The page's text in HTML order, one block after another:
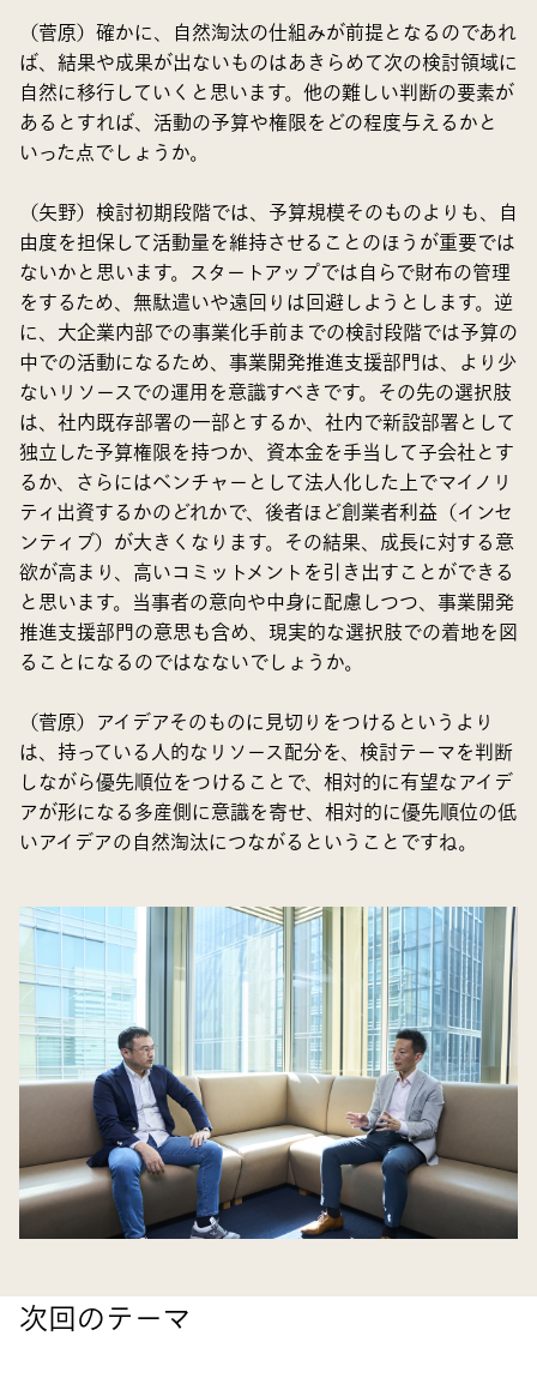
（菅原）確かに、自然淘汰の仕組みが前提となるのであれ
ば、結果や成果が出ないものはあきらめて次の検討領域に
自然に移行していくと思います。他の難しい判断の要素が
あるとすれば、活動の予算や権限をどの程度与えるかと
いった点でしょうか。
（矢野）検討初期段階では、予算規模そのものよりも、自
由度を担保して活動量を維持させることのほうが重要では
ないかと思います。スタートアップでは自らで財布の管理
をするため、無駄遣いや遠回りは回避しようとします。逆
に、大企業内部での事業化手前までの検討段階では予算の
中での活動になるため、事業開発推進支援部門は、より少
ないリソースでの運用を意識すべきです。その先の選択肢
は、社内既存部署の一部とするか、社内で新設部署として
独立した予算権限を持つか、資本金を手当して子会社とす
るか、さらにはベンチャーとして法人化した上でマイノリ
ティ出資するかのどれかで、後者ほど創業者利益（インセ
ンティブ）が大きくなります。その結果、成長に対する意
欲が高まり、高いコミットメントを引き出すことができる
と思います。当事者の意向や中身に配慮しつつ、事業開発
推進支援部門の意思も含め、現実的な選択肢での着地を図
ることになるのではなないでしょうか。
（菅原）アイデアそのものに見切りをつけるというより
は、持っている人的なリソース配分を、検討テーマを判断
しながら優先順位をつけることで、相対的に有望なアイデ
アが形になる多産側に意識を寄せ、相対的に優先順位の低
いアイデアの自然淘汰につながるということですね。
次回のテーマ